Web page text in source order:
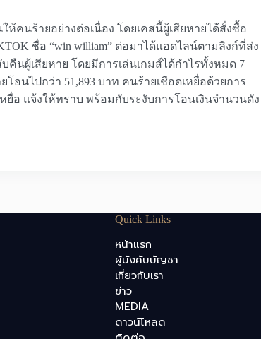
คนร้ายอย่างต่อเนื่อง โดยเคสนี้ผู้เสียหายได้สั่งซื้อ
ชื่อ “win william” ต่อมาได้แอดไลน์ตามลิงก์ที่ส่ง
นผู้เสียหาย โดยมีการเล่นเกมส์ได้กำไรทั้งหมด 7
นไปกว่า 51,893 บาท คนร้ายเชือดเหยื่อด้วยการ
ยื่อ แจ้งให้ทราบ พร้อมกับระงับการโอนเงินจำนวนดัง
Quick Links
หน้าแรก
ผู้บังคับบัญชา
เกี่ยวกับเรา
ข่าว
MEDIA
ดาวน์โหลด